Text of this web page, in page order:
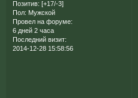
Позитив: [+17/-3]
Пол: Мужской
Провел на форуме:
6 дней 2 часа
Последний визит:
2014-12-28 15:58:56